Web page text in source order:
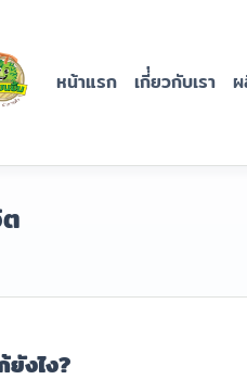
หน้าแรก เกี่่ยวกับเรา
ยังไง?